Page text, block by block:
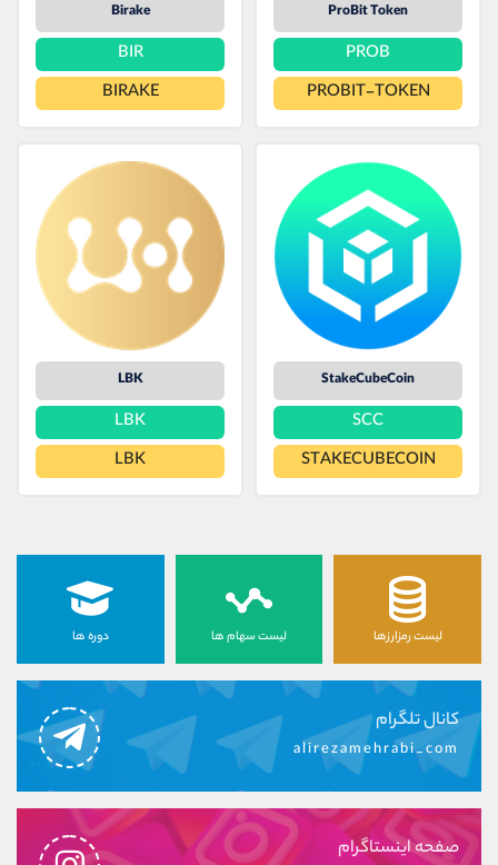
ProBit Token
PROB
PROBIT-TOKEN
Birake
BIR
BIRAKE
StakeCubeCoin
SCC
STAKECUBECOIN
LBK
LBK
LBK
لیست رمزارزها لیست سهام ها دوره ها
کانال تلگرام
alirezamehrabi_com
صفحه اینستاگرام